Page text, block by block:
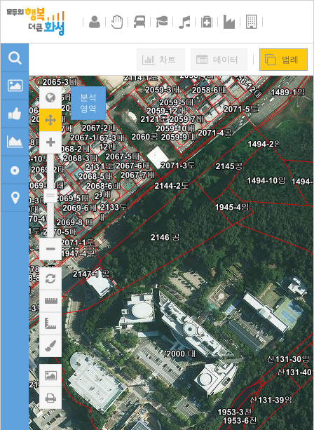
 차트  데이터  범례
분석
영역








       




